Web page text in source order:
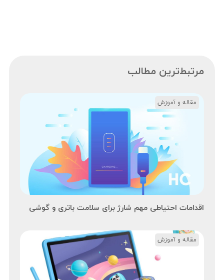
مرتبط‌ترین مطالب
اقدامات احتیاطی مهم شارژ برای سلامت باتری و گوشی
مقاله و آموزش
مقاله و آموزش